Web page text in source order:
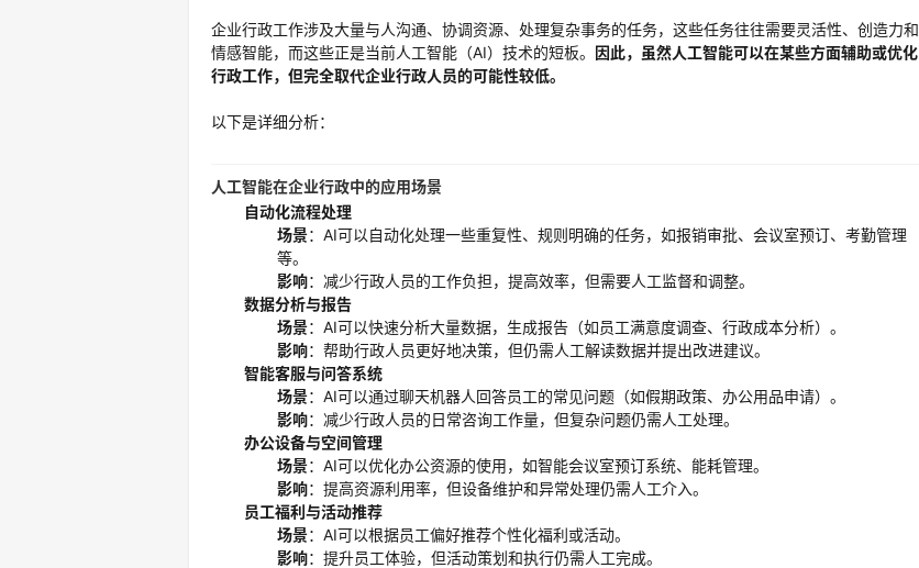
企业行政工作涉及大量与人沟通、协调资源、处理复杂事务的任务，这些任务往往需要灵活性、创造力和
情感智能，而这些正是当前人工智能（AI）技术的短板。 因此，虽然人工智能可以在某些方面辅助或优化
行政工作，但完全取代企业行政人员的可能性较低。
以下是详细分析：
人工智能在企业行政中的应用场景
自动化流程处理
场景：AI可以自动化处理一些重复性、规则明确的任务，如报销审批、会议室预订、考勤管理
等。
影响：减少行政人员的工作负担，提高效率，但需要人工监督和调整。
数据分析与报告
场景：AI可以快速分析大量数据，生成报告（如员工满意度调查、行政成本分析）。
影响：帮助行政人员更好地决策，但仍需人工解读数据并提出改进建议。
智能客服与问答系统
场景：AI可以通过聊天机器人回答员工的常见问题（如假期政策、办公用品申请）。
影响：减少行政人员的日常咨询工作量，但复杂问题仍需人工处理。
办公设备与空间管理
场景：AI可以优化办公资源的使用，如智能会议室预订系统、能耗管理。
影响：提高资源利用率，但设备维护和异常处理仍需人工介入。
员工福利与活动推荐
场景：AI可以根据员工偏好推荐个性化福利或活动。
影响：提升员工体验，但活动策划和执行仍需人工完成。